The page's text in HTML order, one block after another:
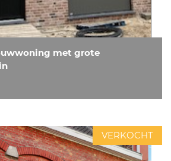
met grote
VERKOCHT